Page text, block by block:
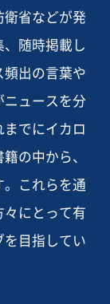
省などが発
随時掲載し
出の言葉や
ュースを分
でにイカロ
の中から、
これらを通
にとって有
目指してい